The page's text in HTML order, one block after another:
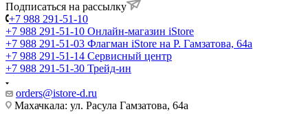
Подписаться на рассылку
+7 988 291-51-10
+7 988 291-51-10 Онлайн-магазин iStore
+7 988 291-51-03 Флагман iStore на Р. Гамзатова, 64а
+7 988 291-51-14 Сервисный центр
+7 988 291-51-30 Трейд-ин
orders@istore-d.ru
Махачкала: ул. Расула Гамзатова, 64а